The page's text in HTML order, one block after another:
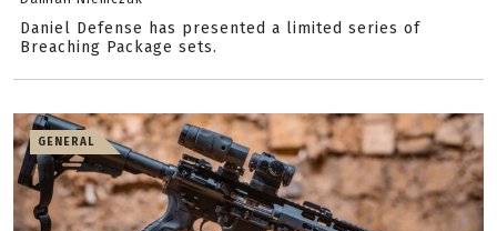
Daniel Defense has presented a limited series of
Breaching Package sets.
GENERAL